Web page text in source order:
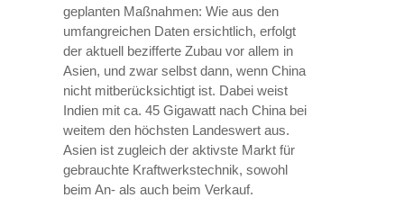
geplanten Maßnahmen: Wie aus den
umfangreichen Daten ersichtlich, erfolgt
der aktuell bezifferte Zubau vor allem in
Asien, und zwar selbst dann, wenn China
nicht mitberücksichtigt ist. Dabei weist
Indien mit ca. 45 Gigawatt nach China bei
weitem den höchsten Landeswert aus.
Asien ist zugleich der aktivste Markt für
gebrauchte Kraftwerkstechnik, sowohl
beim An- als auch beim Verkauf.